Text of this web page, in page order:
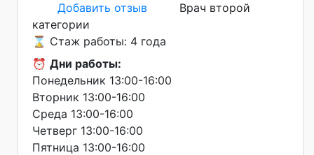
Добавить отзыв
Врач второй
категории
⌛ Стаж работы: 4 года
⏰ Дни работы:
Понедельник 13:00-16:00
Вторник 13:00-16:00
Среда 13:00-16:00
Четверг 13:00-16:00
Пятница 13:00-16:00